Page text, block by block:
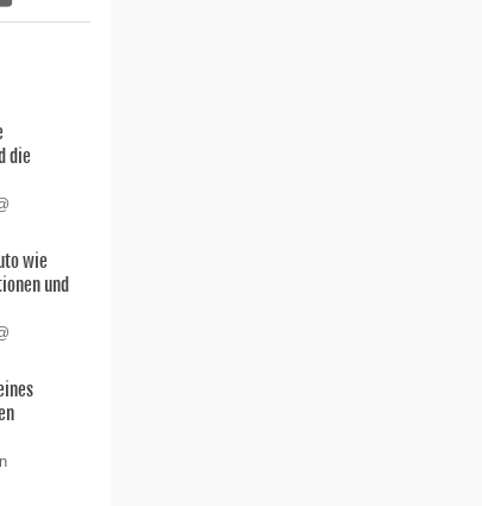
die
wie
und